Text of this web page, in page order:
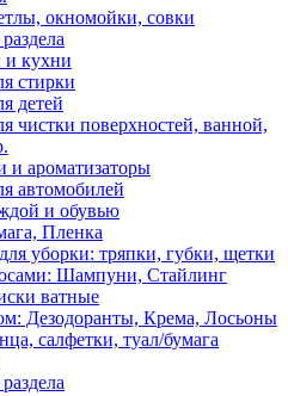
окномойки, совки
и кухни
стирки
детей
чистки поверхностей, ванной,
и ароматизаторы
автомобилей
и обувью
Пленка
уборки: тряпки, губки, щетки
Шампуни, Стайлинг
ватные
Дезодоранты, Крема, Лосьоны
салфетки, туал/бумага